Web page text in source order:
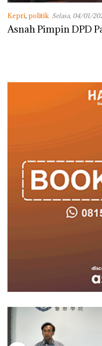
Kepri, politik Selasa, 04/01/
Asnah Pimpin DPD